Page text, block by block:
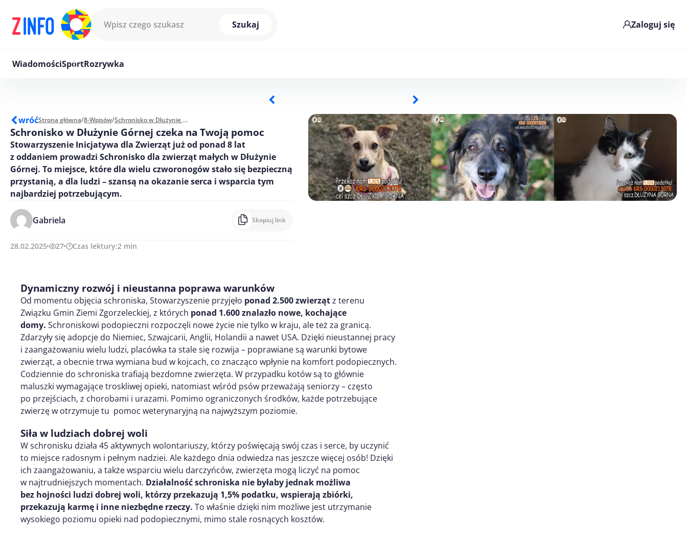
Szukaj
Zaloguj się
WiadomościSportRozrywka
wróćStrona główna/8-Wpisów/ Schronisko w Dłużynie Górnej czeka na Twoją pomoc
Schronisko w Dłużynie Górnej czeka na Twoją pomoc
Stowarzyszenie Inicjatywa dla Zwierząt już od ponad 8 lat
z oddaniem prowadzi Schronisko dla zwierząt małych w Dłużynie
Górnej. To miejsce, które dla wielu czworonogów stało się bezpieczną
przystanią, a dla ludzi – szansą na okazanie serca i wsparcia tym
najbardziej potrzebującym.
Gabriela Skopiuj link
28.02.2025 27 Czas lektury:2 min
Dynamiczny rozwój i nieustanna poprawa warunków
Od momentu objęcia schroniska, Stowarzyszenie przyjęło ponad 2.500 zwierzątz terenu
Związku Gmin Ziemi Zgorzeleckiej, z których ponad 1.600 znalazło nowe, kochające
domy. Schroniskowi podopieczni rozpoczęli nowe życie nie tylko w kraju, ale też za granicą.
Zdarzyły się adopcje do Niemiec, Szwajcarii, Anglii, Holandii a nawet USA. Dzięki nieustannej pracy
i zaangażowaniu wielu ludzi, placówka ta stale się rozwija – poprawiane są warunki bytowe
zwierząt, a obecnie trwa wymiana bud w kojcach, co znacząco wpłynie na komfort podopiecznych.
Codziennie do schroniska trafiają bezdomne zwierzęta. W przypadku kotów są to głównie
maluszki wymagające troskliwej opieki, natomiast wśród psów przeważają seniorzy – często
po przejściach, z chorobami i urazami. Pomimo ograniczonych środków, każde potrzebujące
zwierzę w otrzymuje tu pomoc weterynaryjną na najwyższym poziomie.
Siła w ludziach dobrej woli
W schronisku działa 45 aktywnych wolontariuszy, którzy poświęcają swój czas i serce, by uczynić
to miejsce radosnym i pełnym nadziei. Ale każdego dnia odwiedza nas jeszcze więcej osób! Dzięki
ich zaangażowaniu, a także wsparciu wielu darczyńców, zwierzęta mogą liczyć na pomoc
w najtrudniejszych momentach. Działalność schroniska nie byłaby jednak możliwa
bez hojności ludzi dobrej woli, którzy przekazują 1,5% podatku, wspierają zbiórki,
przekazują karmę i inne niezbędne rzeczy. To właśnie dzięki nim możliwe jest utrzymanie
wysokiego poziomu opieki nad podopiecznymi, mimo stale rosnących kosztów.